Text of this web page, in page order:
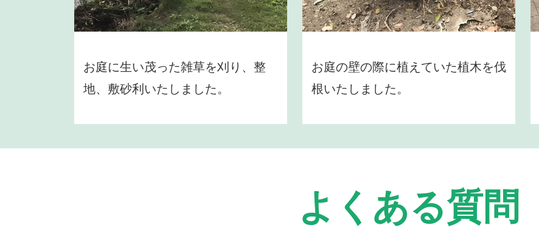
お庭に生い茂った雑草を刈り、整
地、敷砂利いたしました。
お庭の壁の際に植えていた植木を伐
根いたしました。
よくある質問